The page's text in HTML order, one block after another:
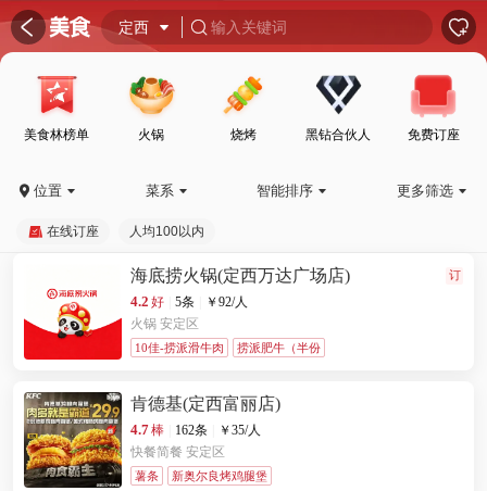
 󰦎 定西   输入关键词 
美食林榜单 火锅 烧烤 黑钻合伙人 免费订座
 位置  菜系  智能排序  更多筛选 
在线订座 人均100以内
海底捞火锅(定西万达广场店) 订
4.2 好 5条 ￥ 92/人
火锅 安定区
10佳-捞派滑牛肉 捞派肥牛（半份
肯德基(定西富丽店)
4.7棒 162条 ￥ 35/人
快餐简餐 安定区
薯条 新奥尔良烤鸡腿堡